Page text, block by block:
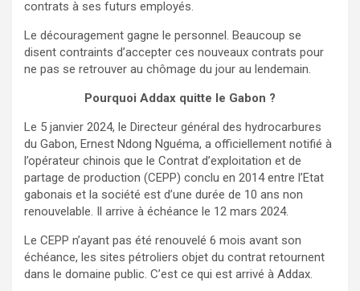
contrats à ses futurs employés.
Le découragement gagne le personnel. Beaucoup se
disent contraints d’accepter ces nouveaux contrats pour
ne pas se retrouver au chômage du jour au lendemain.
Pourquoi Addax quitte le Gabon ?
Le 5 janvier 2024, le Directeur général des hydrocarbures
du Gabon, Ernest Ndong Nguéma, a officiellement notifié à
l’opérateur chinois que le Contrat d’exploitation et de
partage de production (CEPP) conclu en 2014 entre l’Etat
gabonais et la société est d’une durée de 10 ans non
renouvelable. Il arrive à échéance le 12 mars 2024.
Le CEPP n’ayant pas été renouvelé 6 mois avant son
échéance, les sites pétroliers objet du contrat retournent
dans le domaine public. C’est ce qui est arrivé à Addax.